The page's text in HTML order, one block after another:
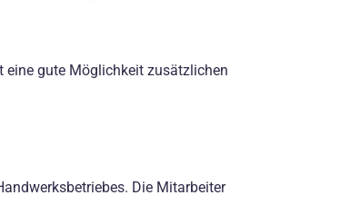
eine gute Möglichkeit zusätzlichen
Die Mitarbeiter